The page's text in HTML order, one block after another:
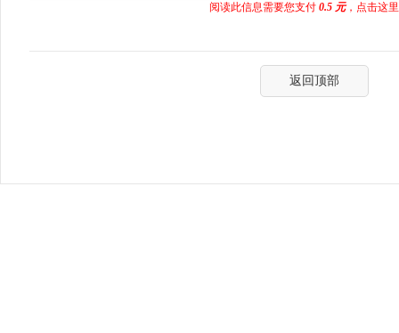
阅读此信息需要您支付 0.5 元，点击这
返回顶部